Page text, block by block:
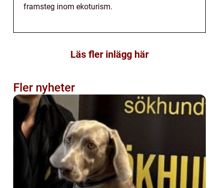
framsteg inom ekoturism.
Läs fler inlägg här
Fler nyheter